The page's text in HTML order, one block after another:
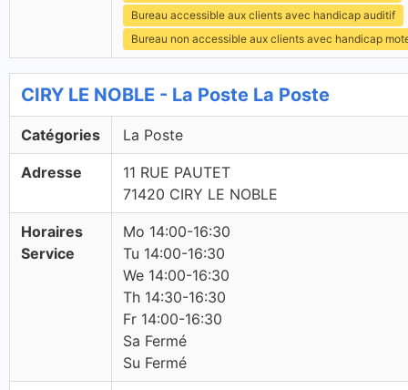
Bureau accessible aux clients avec handicap auditif
Bureau non accessible aux clients avec handicap
CIRY LE NOBLE - La Poste La Poste
Catégories La Poste
Adresse
11 RUE PAUTET
71420 CIRY LE NOBLE
Horaires
Service
Mo 14:00-16:30
Tu 14:00-16:30
We 14:00-16:30
Th 14:30-16:30
Fr 14:00-16:30
Sa Fermé
Su Fermé